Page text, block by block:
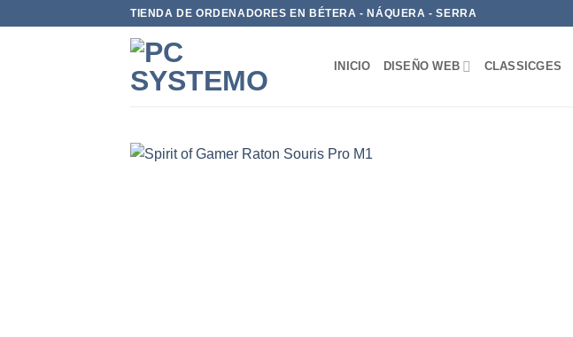
TIENDA DE ORDENADORES EN BÉTERA - NÁQUERA - SERRA
INICIO DISEÑO WEB CLASSICGES